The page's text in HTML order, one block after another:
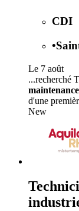
CDI
•
Le 7 août
...recherché
maintenance
d'une
New